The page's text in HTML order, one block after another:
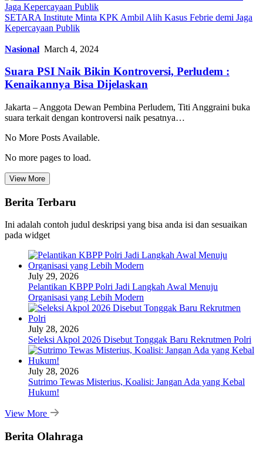
SETARA Institute Minta KPK Ambil Alih Kasus Febrie demi Jaga
Kepercayaan Publik
Nasional March 4, 2024
Suara PSI Naik Bikin Kontroversi, Perludem :
Kenaikannya Bisa Dijelaskan
Jakarta – Anggota Dewan Pembina Perludem, Titi Anggraini buka
suara terkait dengan kontroversi naik pesatnya…
No More Posts Available.
No more pages to load.
View More
Berita Terbaru
Ini adalah contoh judul deskripsi yang bisa anda isi dan sesuaikan
pada widget
July 29, 2026
Pelantikan KBPP Polri Jadi Langkah Awal Menuju
Organisasi yang Lebih Modern
July 28, 2026
Seleksi Akpol 2026 Disebut Tonggak Baru Rekrutmen Polri
July 28, 2026
Sutrimo Tewas Misterius, Koalisi: Jangan Ada yang Kebal
Hukum!
View More
Berita Olahraga